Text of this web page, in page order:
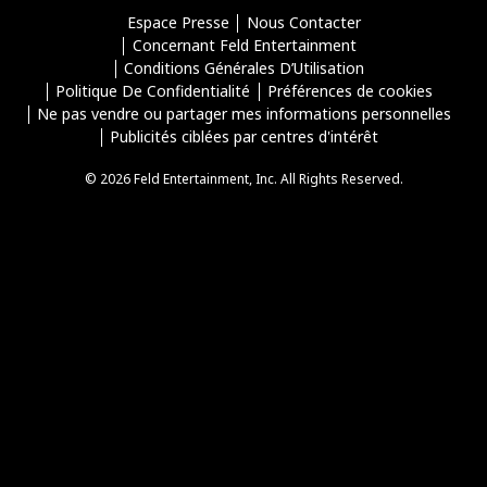
Espace Presse
Nous Contacter
Concernant Feld Entertainment
Conditions Générales D’Utilisation
Politique De Confidentialité
Préférences de cookies
Ne pas vendre ou partager mes informations personnelles
Publicités ciblées par centres d'intérêt
© 2026 Feld Entertainment, Inc. All Rights Reserved.